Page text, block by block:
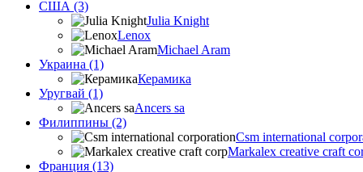
США (3)
Julia Knight
Lenox
Michael Aram
Украина (1)
Керамика
Уругвай (1)
Ancers sa
Филиппины (2)
Csm international
Markalex creative craft
Франция (13)